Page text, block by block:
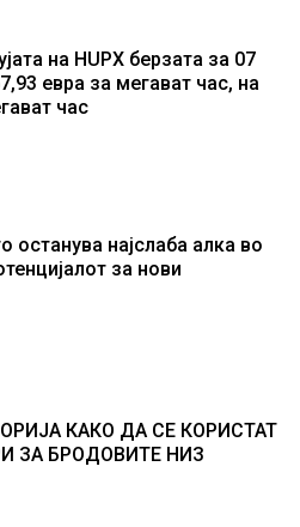
на HUPX берзата за 07
евра за мегават час, на
час
останува најслаба алка во
за нови
КАКО ДА СЕ КОРИСТАТ
ЗА БРОДОВИТЕ НИЗ